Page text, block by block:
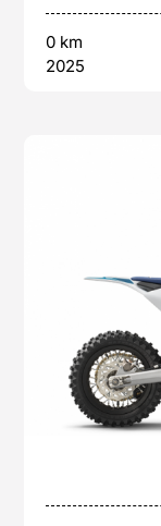
0 km
2025